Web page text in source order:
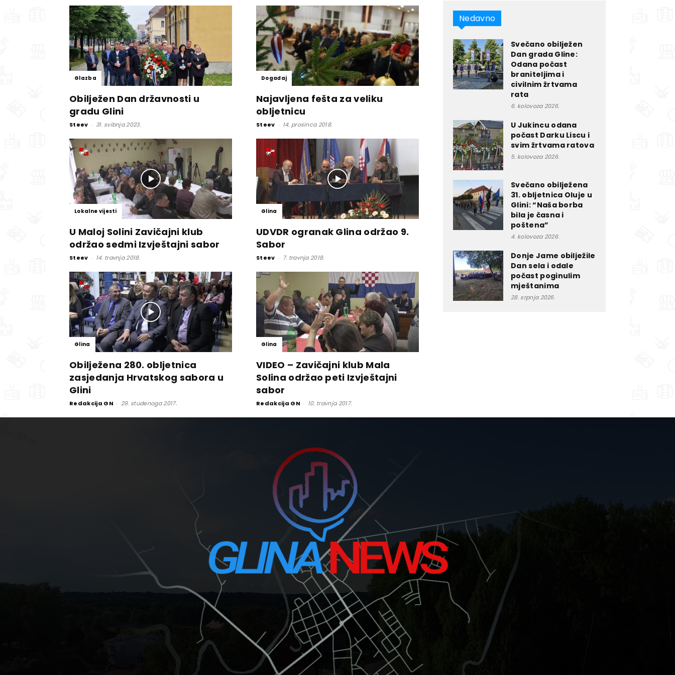
Glazba
Obilježen Dan državnosti u
gradu Glini
Steev - 31. svibnja 2023.
Događaj
Najavljena fešta za veliku
obljetnicu
Steev - 14. prosinca 2018.
Lokalne vijesti
U Maloj Solini Zavičajni klub
održao sedmi Izvještajni sabor
Steev - 14. travnja 2018.
Glina
UDVDR ogranak Glina održao 9.
Sabor
Steev - 7. travnja 2018.
Glina
Obilježena 280. obljetnica
zasjedanja Hrvatskog sabora u
Glini
Redakcija GN - 29. studenoga 2017.
Glina
VIDEO – Zavičajni klub Mala
Solina održao peti Izvještajni
sabor
Redakcija GN - 10. travnja 2017.
Nedavno
Svečano obilježen
Dan grada Gline:
Odana počast
braniteljima i
civilnim žrtvama
rata
6. kolovoza 2026.
U Jukincu odana
počast Darku Liscu i
svim žrtvama ratova
5. kolovoza 2026.
Svečano obilježena
31. obljetnica Oluje u
Glini: “Naša borba
bila je časna i
poštena”
4. kolovoza 2026.
Donje Jame obilježile
Dan sela i odale
počast poginulim
mještanima
28. srpnja 2026.